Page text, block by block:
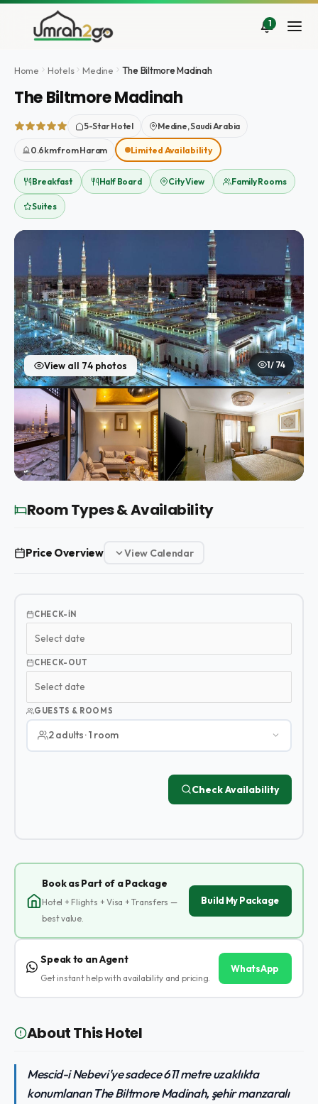
İçeriğe
1
Home Hotels Medine The Biltmore Madinah
The Biltmore Madinah
5-Star Hotel Medine, Saudi Arabia
0.6km from Haram Limited Availability
Breakfast Half Board City View Family Rooms
Suites
View all 74 photos 1 / 74
Room Types & Availability
Price Overview View Calendar
CHECK-IN
CHECK-OUT
GUESTS & ROOMS
2 adults · 1 room
Check Availability
Book as Part of a Package
Hotel + Flights + Visa + Transfers —
best value.
Build My Package
Speak to an Agent
Get instant help with availability and pricing.
WhatsApp
About This Hotel
Mescid-i Nebevi'ye sadece 611 metre uzaklıkta
konumlanan The Biltmore Madinah, şehir manzaralı